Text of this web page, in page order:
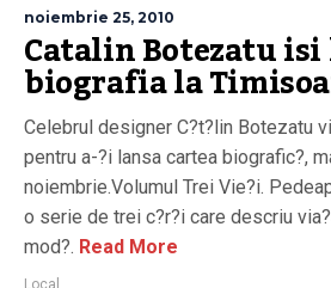
noiembrie 25, 2010
Catalin Botezatu isi
biografia la
Celebrul designer C?t?lin Botezatu
pentru a-?i lansa cartea biografic?,
noiembrie.Volumul Trei Vie?i.
o serie de trei c?r?i care descriu
mod?. Read More